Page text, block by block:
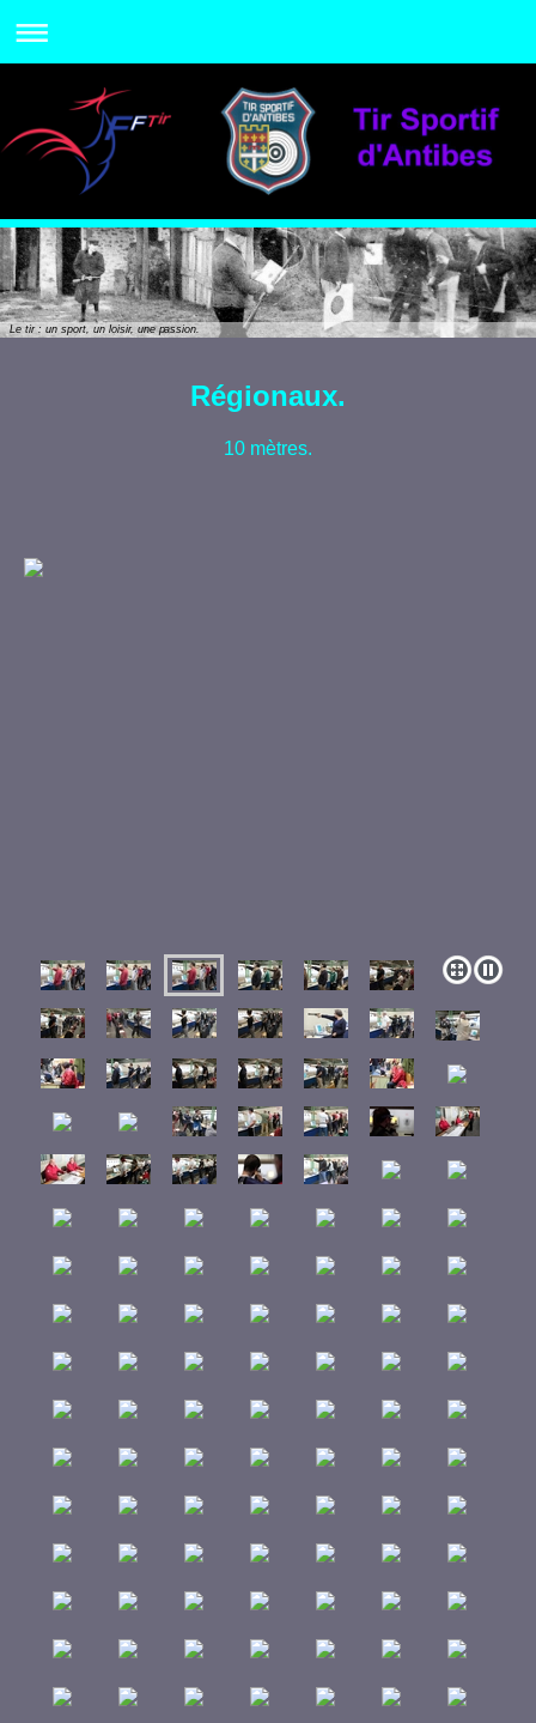
Le tir : un sport, un loisir, une passion.
Régionaux.
10 mètres.